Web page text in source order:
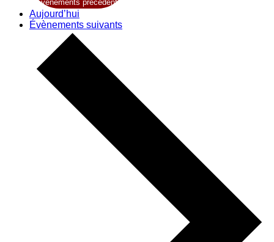
Évènements précédents
Aujourd’hui
Évènements suivants